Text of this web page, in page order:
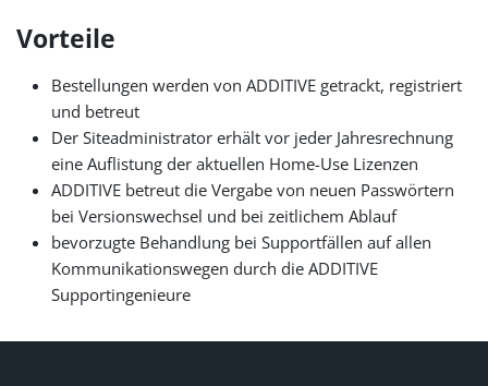
Vorteile
Bestellungen werden von ADDITIVE getrackt, registriert
und betreut
Der Siteadministrator erhält vor jeder Jahresrechnung
eine Auflistung der aktuellen Home-Use Lizenzen
ADDITIVE betreut die Vergabe von neuen Passwörtern
bei Versionswechsel und bei zeitlichem Ablauf
bevorzugte Behandlung bei Supportfällen auf allen
Kommunikationswegen durch die ADDITIVE
Supportingenieure